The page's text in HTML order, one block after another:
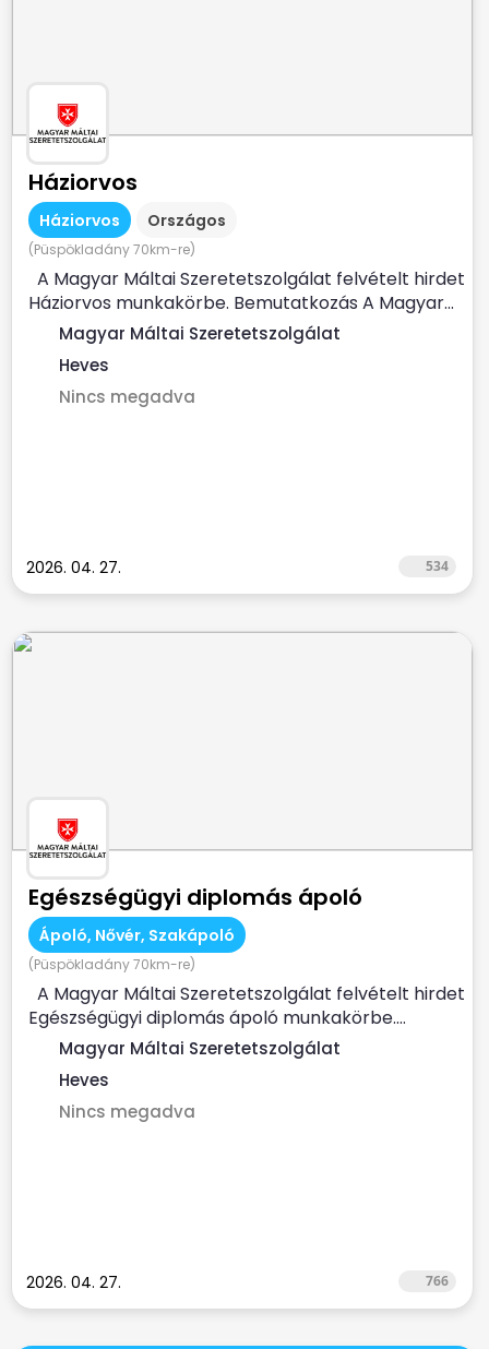
Háziorvos
Háziorvos Országos
(Püspökladány 70km-re)
A Magyar Máltai Szeretetszolgálat felvételt hirdet
Háziorvos munkakörbe. Bemutatkozás A Magyar...
Magyar Máltai Szeretetszolgálat
Heves
Nincs megadva
2026. 04. 27. 534
Egészségügyi diplomás ápoló
Ápoló, Nővér, Szakápoló
(Püspökladány 70km-re)
A Magyar Máltai Szeretetszolgálat felvételt hirdet
Egészségügyi diplomás ápoló munkakörbe....
Magyar Máltai Szeretetszolgálat
Heves
Nincs megadva
2026. 04. 27. 766